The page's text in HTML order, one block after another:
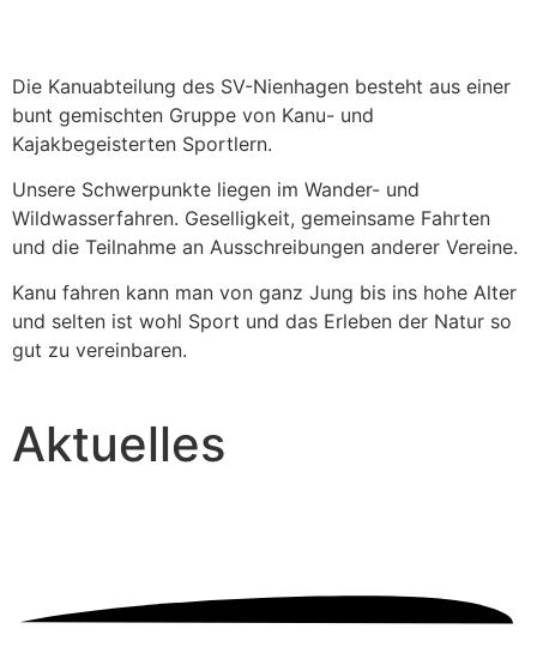
Die Kanuabteilung des SV-Nienhagen besteht aus einer
bunt gemischten Gruppe von Kanu- und
Kajakbegeisterten Sportlern.
Unsere Schwerpunkte liegen im Wander- und
Wildwasserfahren. Geselligkeit, gemeinsame Fahrten
und die Teilnahme an Ausschreibungen anderer Vereine.
Kanu fahren kann man von ganz Jung bis ins hohe Alter
und selten ist wohl Sport und das Erleben der Natur so
gut zu vereinbaren.
Aktuelles